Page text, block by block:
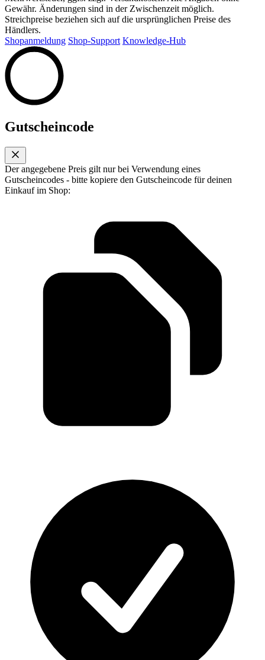
Gewähr. Änderungen sind in der Zwischenzeit möglich.
Streichpreise beziehen sich auf die ursprünglichen Preise des
Händlers.
Shopanmeldung Shop-Support Knowledge-Hub
Gutscheincode
Der angegebene Preis gilt nur bei Verwendung eines
Gutscheincodes - bitte kopiere den Gutscheincode für deinen
Einkauf im Shop: